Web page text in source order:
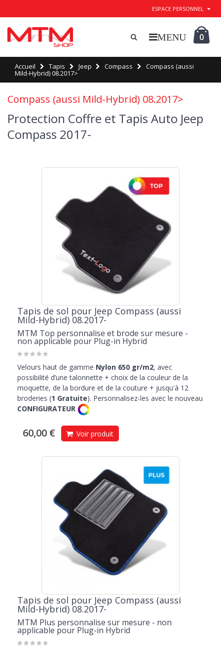
ESPACE PERSONNEL
0
Accueil Tapis Jeep Compass Compass (aussi
Mild-Hybrid) 08.2017>
Compass (aussi Mild-Hybrid) 08.2017>
Protection Coffre et Tapis Auto Jeep
Compass 2017-
Tapis de sol pour Jeep Compass (aussi
Mild-Hybrid) 08.2017-
MTM Top personnalise et brode sur mesure -
non applicable pour Plug-in Hybrid
Velours haut de gamme Nylon 650 gr/m2, avec
possibilité d’une talonnette + choix de la couleur de la
moquette, de la bordure et de la couture + jusqu'à 12
broderies (1 Gratuite). Personnalisez-les avec le nouveau
CONFIGURATEUR
60,00 € Voir produit
Tapis de sol pour Jeep Compass (aussi
Mild-Hybrid) 08.2017-
MTM Plus personnalise sur mesure - non
applicable pour Plug-in Hybrid